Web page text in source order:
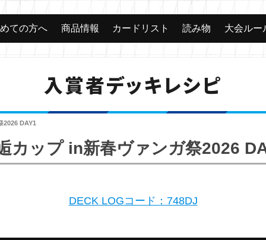
ての方へ 商品情報 カードリスト 読み物 大会ルー
入賞者デッキレシピ
2026 DAY1
カップ in新春ヴァンガ祭2026
DECK LOGコード：748DJ